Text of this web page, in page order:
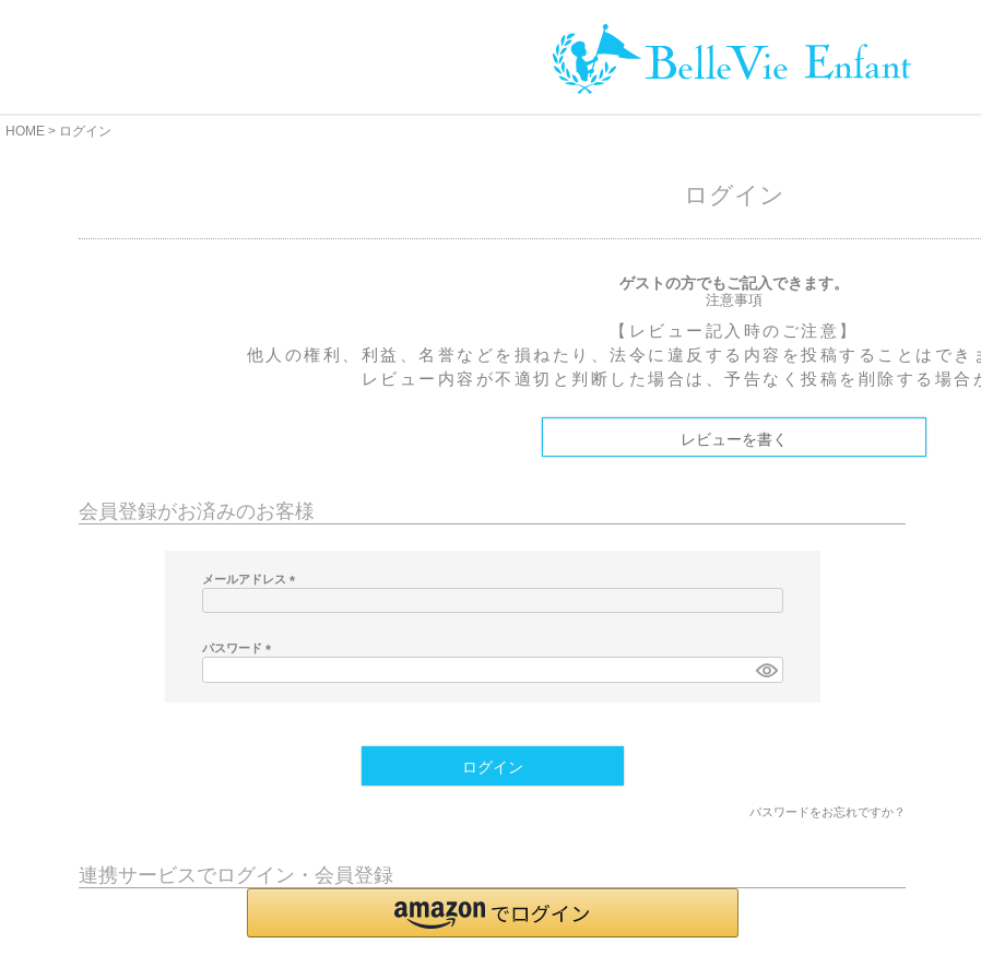
HOME ログイン
ログイン
ゲストの方でもご記入できます。
注意事項
【レビュー記入時のご注意】
他人の権利、利益、名誉などを損ねたり、法令に違反する内容を投稿することはでき
レビュー内容が不適切と判断した場合は、予告なく投稿を削除する場合
レビューを書く
会員登録がお済みのお客様
メールアドレス
)
パスワード
ログイン
パスワードをお忘れですか？
連携サービスでログイン・会員登録